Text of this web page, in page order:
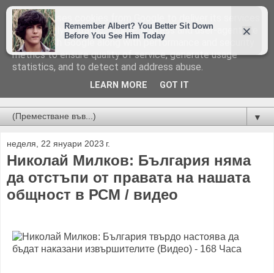
Новини от Бургас, страната и света!
▼
неделя, 22 януари 2023 г.
Николай Милков: България няма
да отстъпи от правата на нашата
общност в РСМ / видео
This site uses cookies from Google to deliver its services
and to analyze traffic. Your IP address and user-agent are
shared with Google along with performance and security
metrics to ensure quality of service, generate usage
statistics, and to detect and address abuse.
LEARN MORE GOT IT